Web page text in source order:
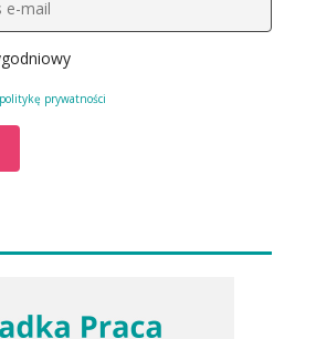
politykę prywatności